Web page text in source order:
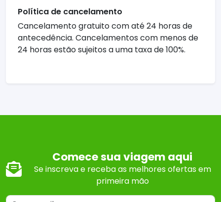
Política de cancelamento
Cancelamento gratuito com até 24 horas de
antecedência. Cancelamentos com menos de
24 horas estão sujeitos a uma taxa de 100%.
Comece sua viagem aqui
Se inscreva e receba as melhores ofertas em
primeira mão